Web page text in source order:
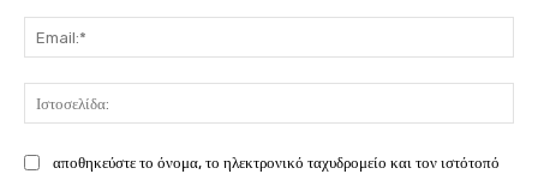
αποθηκεύστε το όνομα, το ηλεκτρονικό ταχυδρομείο και τον ιστότοπό